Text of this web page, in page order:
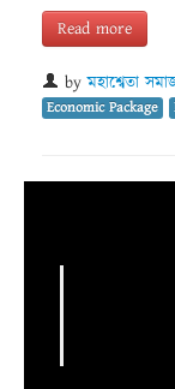
Read more
byমহাশ্বেতা
Economic Package